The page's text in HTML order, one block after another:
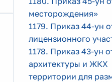
месторождения»
1179. Приказ 44-ун
лицензионного
1178. Приказ 43-ун
архитектуры и
территории для